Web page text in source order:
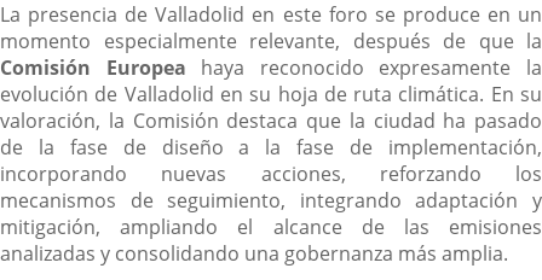
La presencia de Valladolid en este foro se produce en un
momento especialmente relevante, después de que la
Comisión Europea haya reconocido expresamente la
evolución de Valladolid en su hoja de ruta climática. En su
valoración, la Comisión destaca que la ciudad ha pasado
de la fase de diseño a la fase de implementación,
incorporando nuevas acciones, reforzando los
mecanismos de seguimiento, integrando adaptación y
mitigación, ampliando el alcance de las emisiones
analizadas y consolidando una gobernanza más amplia.